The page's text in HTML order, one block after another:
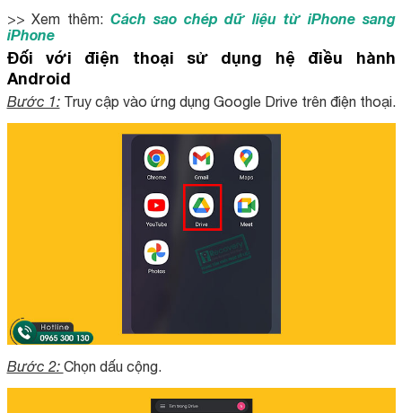
>> Xem thêm: Cách sao chép dữ liệu từ iPhone sang
iPhone
Đối với điện thoại sử dụng hệ điều hành
Android
Bước 1:Truy cập vào ứng dụng Google Drive trên điện thoại.
Bước 2: Chọn dấu cộng.